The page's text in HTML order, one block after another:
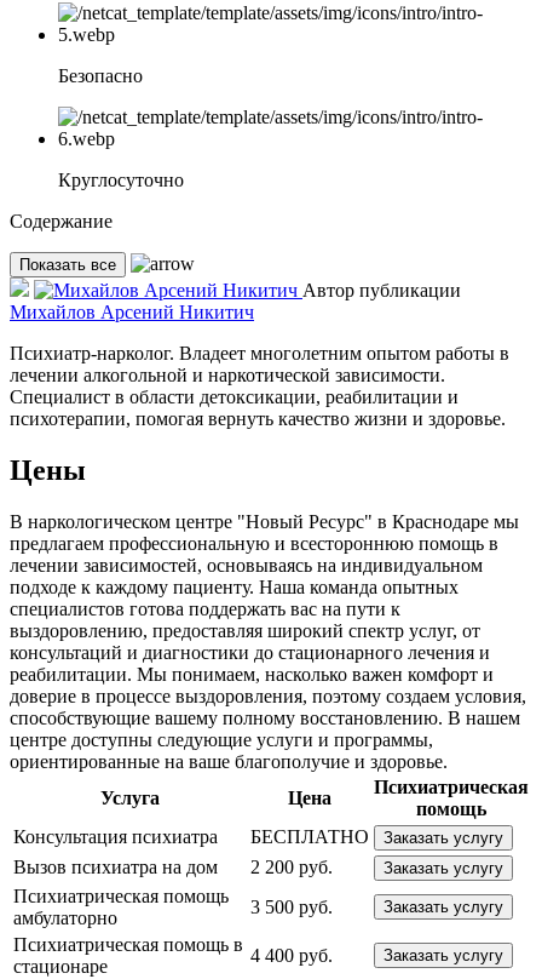
Безопасно
Круглосуточно
Содержание
Показать все
Автор публикации
Михайлов Арсений Никитич
Психиатр-нарколог. Владеет многолетним опытом работы в
лечении алкогольной и наркотической зависимости.
Специалист в области детоксикации, реабилитации и
психотерапии, помогая вернуть качество жизни и здоровье.
Цены
В наркологическом центре "Новый Ресурс" в Краснодаре мы
предлагаем профессиональную и всестороннюю помощь в
лечении зависимостей, основываясь на индивидуальном
подходе к каждому пациенту. Наша команда опытных
специалистов готова поддержать вас на пути к
выздоровлению, предоставляя широкий спектр услуг, от
консультаций и диагностики до стационарного лечения и
реабилитации. Мы понимаем, насколько важен комфорт и
доверие в процессе выздоровления, поэтому создаем условия,
способствующие вашему полному восстановлению. В нашем
центре доступны следующие услуги и программы,
ориентированные на ваше благополучие и здоровье.
Услуга
Цена
Психиатрическая
помощь
Консультация психиатра
БЕСПЛАТНО Заказать услугу
Вызов психиатра на дом 2 200 руб. Заказать услугу
Психиатрическая помощь
амбулаторно
3 500 руб. Заказать услугу
Психиатрическая помощь в
стационаре
4 400 руб. Заказать услугу